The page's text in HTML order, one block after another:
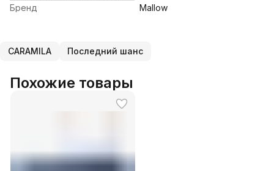
Бренд
Mallow
CARAMILA Последний шанс
Похожие товары